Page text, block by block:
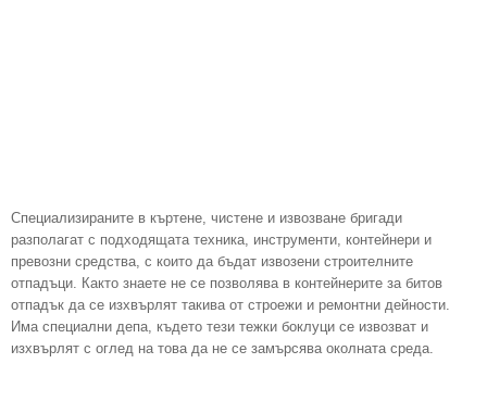
Специализираните в къртене, чистене и извозване бригади
разполагат с подходящата техника, инструменти, контейнери и
превозни средства, с които да бъдат извозени строителните
отпадъци. Както знаете не се позволява в контейнерите за битов
отпадък да се изхвърлят такива от строежи и ремонтни дейности.
Има специални депа, където тези тежки боклуци се извозват и
изхвърлят с оглед на това да не се замърсява околната среда.